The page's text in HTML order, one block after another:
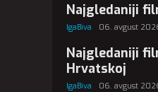
Najgledaniji
IgaBiva 06. avgust
Najgledaniji
Hrvatskoj
IgaBiva 06. avgust